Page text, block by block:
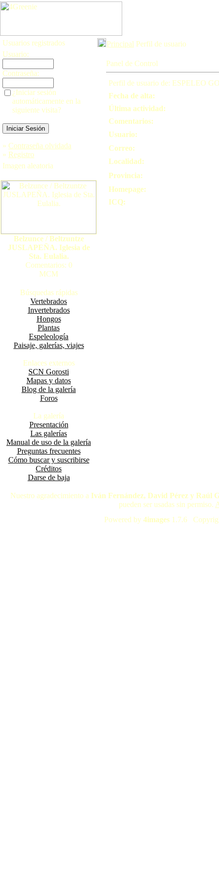
Usuarios registrados
Usuario:
Contraseña:
¿Iniciar sesión
automáticamente en la
siguiente visita?
» Contraseña olvidada
» Registro
Imagen aleatoria
Belzunce / Beltzuntze
JUSLAPEÑA. Iglesia de
Sta. Eulalia.
Comentarios: 0
MCM
Búsquedas rápidas
Vertebrados
Invertebrados
Hongos
Plantas
Espeleología
Paisaje, galerías, viajes
Enlaces externos
SCN Gorosti
Mapas y datos
Blog de la galería
Foros
La galería
Presentación
Las galerías
Manual de uso de la galería
Preguntas frecuentes
Cómo buscar y suscribirse
Créditos
Darse de baja
Principal Perfil de usuario
Panel de Control
Perfil de usuario de: ESPELEO
Fecha de alta:
Última actividad:
Comentarios:
Usuario:
Correo:
Localidad:
Provincia:
Homepage:
ICQ:
Nuestro agradecimiento a Iván Fernández, David Pérez y Raúl
pueden ser usadas sin permiso.
Powered by 4images 1.7.6